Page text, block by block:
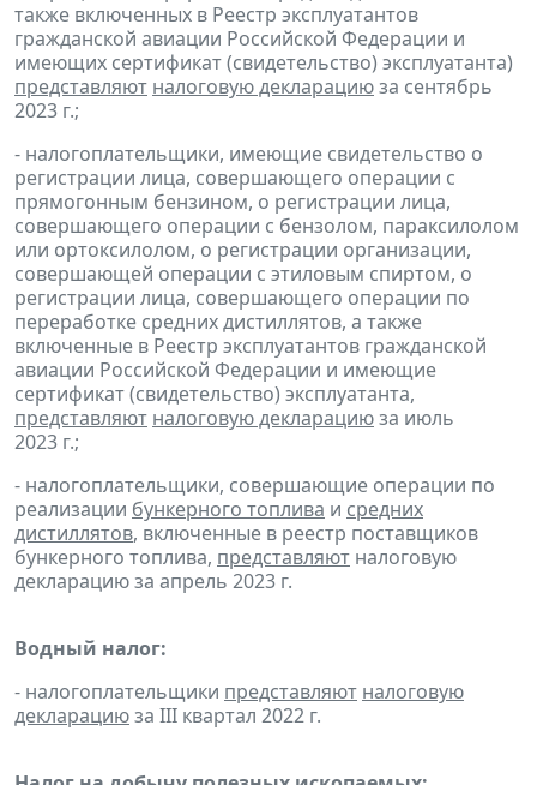
также включенных в Реестр эксплуатантов
гражданской авиации Российской Федерации и
имеющих сертификат (свидетельство) эксплуатанта)
представляют налоговую декларациюза сентябрь
2023 г.;
- налогоплательщики, имеющие свидетельство о
регистрации лица, совершающего операции с
прямогонным бензином, о регистрации лица,
совершающего операции с бензолом, параксилолом
или ортоксилолом, о регистрации организации,
совершающей операции с этиловым спиртом, о
регистрации лица, совершающего операции по
переработке средних дистиллятов, а также
включенные в Реестр эксплуатантов гражданской
авиации Российской Федерации и имеющие
сертификат (свидетельство) эксплуатанта,
представляют налоговую декларациюза июль
2023 г.;
- налогоплательщики, совершающие операции по
реализации бункерного топлива и средних
дистиллятов, включенные в реестр поставщиков
бункерного топлива, представляют налоговую
декларацию за апрель 2023 г.
Водный налог:
- налогоплательщики представляют налоговую
декларациюза III квартал 2022 г.